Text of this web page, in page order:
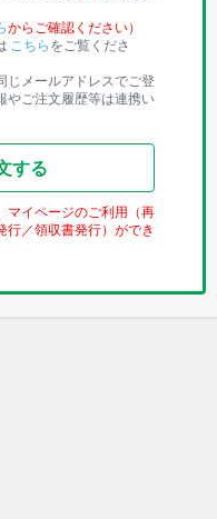
からご確認ください）
こちら をご覧くださ
じメールアドレスでご登
やご注文履歴等は連携い
する
マイページのご利用（再
行／領収書発行）ができ